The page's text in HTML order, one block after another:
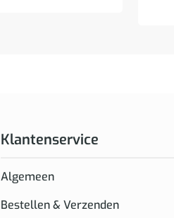
Klantenservice
Algemeen
Bestellen & Verzenden